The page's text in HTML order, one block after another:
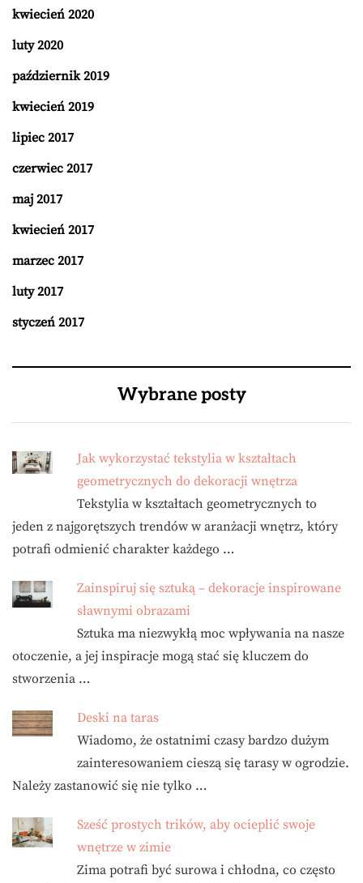
kwiecień 2020
luty 2020
październik 2019
kwiecień 2019
lipiec 2017
czerwiec 2017
maj 2017
kwiecień 2017
marzec 2017
luty 2017
styczeń 2017
Wybrane posty
Jak wykorzystać tekstylia w kształtach
geometrycznych do dekoracji wnętrza
Tekstylia w kształtach geometrycznych to
jeden z najgorętszych trendów w aranżacji wnętrz, który
potrafi odmienić charakter każdego …
Zainspiruj się sztuką – dekoracje inspirowane
sławnymi obrazami
Sztuka ma niezwykłą moc wpływania na nasze
otoczenie, a jej inspiracje mogą stać się kluczem do
stworzenia …
Deski na taras
Wiadomo, że ostatnimi czasy bardzo dużym
zainteresowaniem cieszą się tarasy w ogrodzie.
Należy zastanowić się nie tylko …
Sześć prostych trików, aby ocieplić swoje
wnętrze w zimie
Zima potrafi być surowa i chłodna, co często